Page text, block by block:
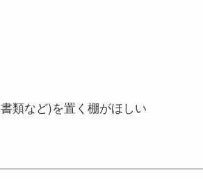
類など)を置く棚がほしい